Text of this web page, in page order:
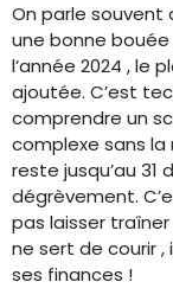
On parle souvent
une bonne
l’année 2024 , le
ajoutée. C’est
comprendre un
complexe sans la
reste jusqu’au 31
dégrèvement.
pas laisser traîner
ne sert de courir
ses finances !